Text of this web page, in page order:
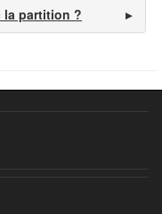
la partition ?